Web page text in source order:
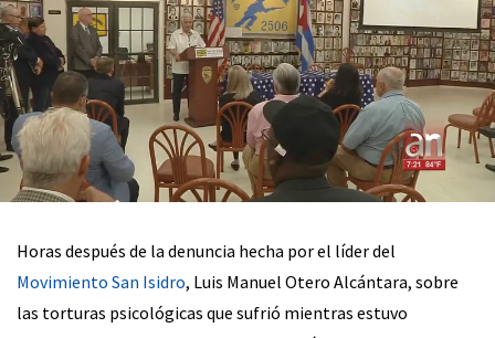
Horas después de la denuncia hecha por el líder del
Movimiento San Isidro, Luis Manuel Otero Alcántara, sobre
las torturas psicológicas que sufrió mientras estuvo